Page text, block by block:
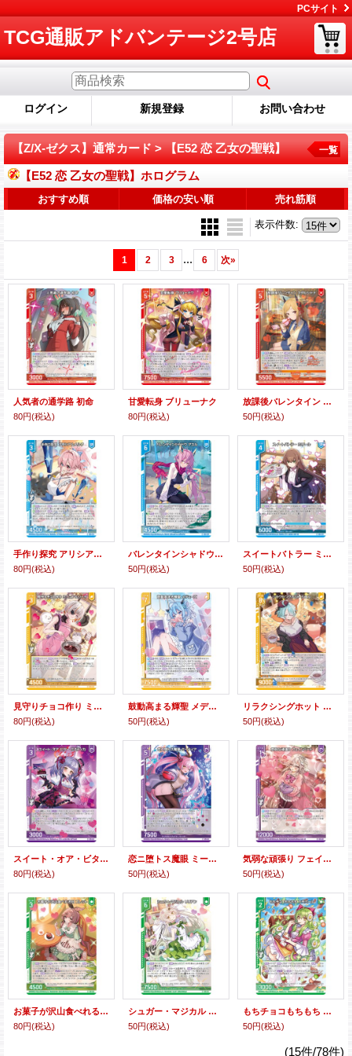
PCサイト
TCG通販アドバンテージ2号店
ログイン 新規登録 お問い合わせ
【Z/X-ゼクス】通常カード > 【E52 恋 乙女の聖戦】
【E52 恋 乙女の聖戦】ホログラム
一覧
おすすめ順 価格の安い順 売れ筋順
表示件数:
1 2 3 ... 6 次»
人気者の通学路 初命
80円(税込)
甘愛転身 ブリューナク
80円(税込)
放課後バレンタイン スダルシャナ
50円(税込)
手作り探究 アリシア＆メルク
80円(税込)
バレンタインシャドウ アスル
50円(税込)
スイートバトラー ミザール
50円(税込)
見守りチョコ作り ミニョン＆リーザ
80円(税込)
鼓動高まる輝聖 メデューズ
50円(税込)
リラクシングホット シエル
50円(税込)
スイート・オア・ビター ミスティカ
80円(税込)
恋ニ堕トス魔眼 ミーティア
50円(税込)
気弱な頑張り フェインハート
50円(税込)
お菓子が沢山食べれる日 コレット
80円(税込)
シュガー・マジカル リリアン
50円(税込)
もちチョコもちもち カモミール
50円(税込)
(15件/78件)